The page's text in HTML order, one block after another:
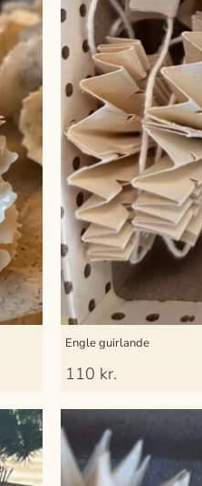
Engle guirlande
110 kr.